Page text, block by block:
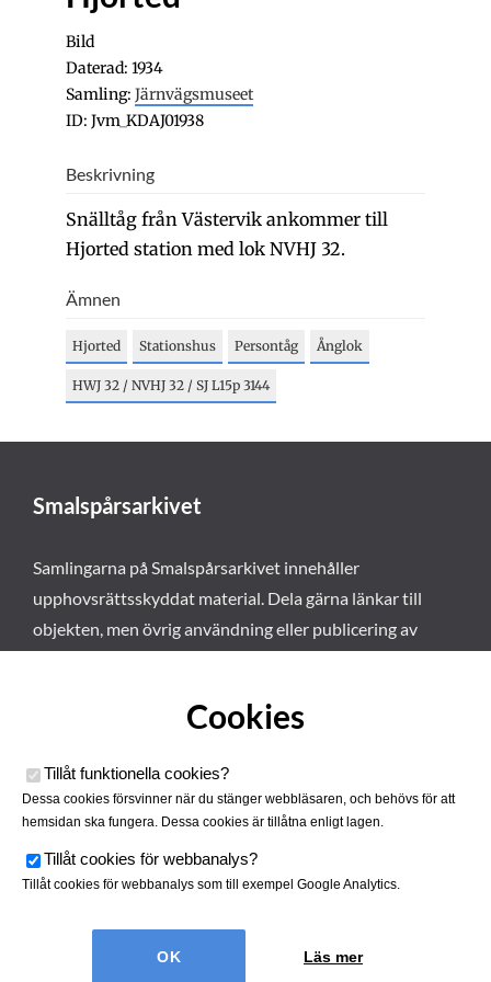
Bild
Daterad: 1934
Samling: Järnvägsmuseet
ID: Jvm_KDAJ01938
Beskrivning
Snälltåg från Västervik ankommer till
Hjorted station med lok NVHJ 32.
Ämnen
Hjorted Stationshus Persontåg Ånglok
HWJ 32 / NVHJ 32 / SJ L15p 3144
Smalspårsarkivet
Samlingarna på Smalspårsarkivet innehåller
upphovsrättsskyddat material. Dela gärna länkar till
objekten, men övrig användning eller publicering av
Smalspårsarkivet drivs av
Tjustbygdens Järnvägsförening
Cookies
Tillåt funktionella cookies?
Dessa cookies försvinner när du stänger webbläsaren, och behövs för att
hemsidan ska fungera. Dessa cookies är tillåtna enligt lagen.
Tillåt cookies för webbanalys?
Tillåt cookies för webbanalys som till exempel Google Analytics.
Läs mer